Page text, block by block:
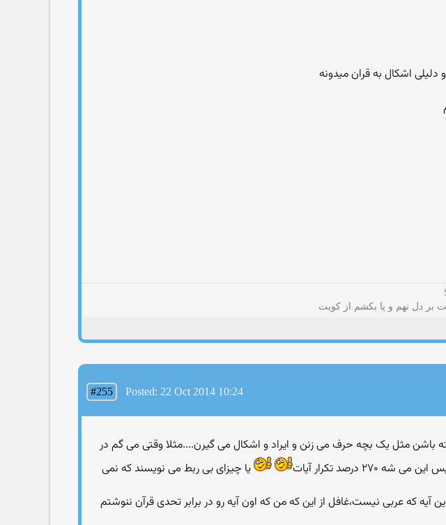
دلیلی اشکال به قران میدونه
بر دل نهم و پا بکشم از کویت
#255 Posted: 22 Oct 2014 10:24
مثل یک بچه حرف می زنن و ایراد و اشکال می گیرن....مثلا وقتی می گم در
یا چیزای بی ربط می نویسند که نمی
که عربی نیست،غافل از این که من که اون آیه رو در برابر تحدی قرآن ننوشتم